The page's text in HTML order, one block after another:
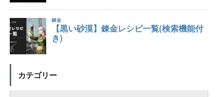
カテゴリー